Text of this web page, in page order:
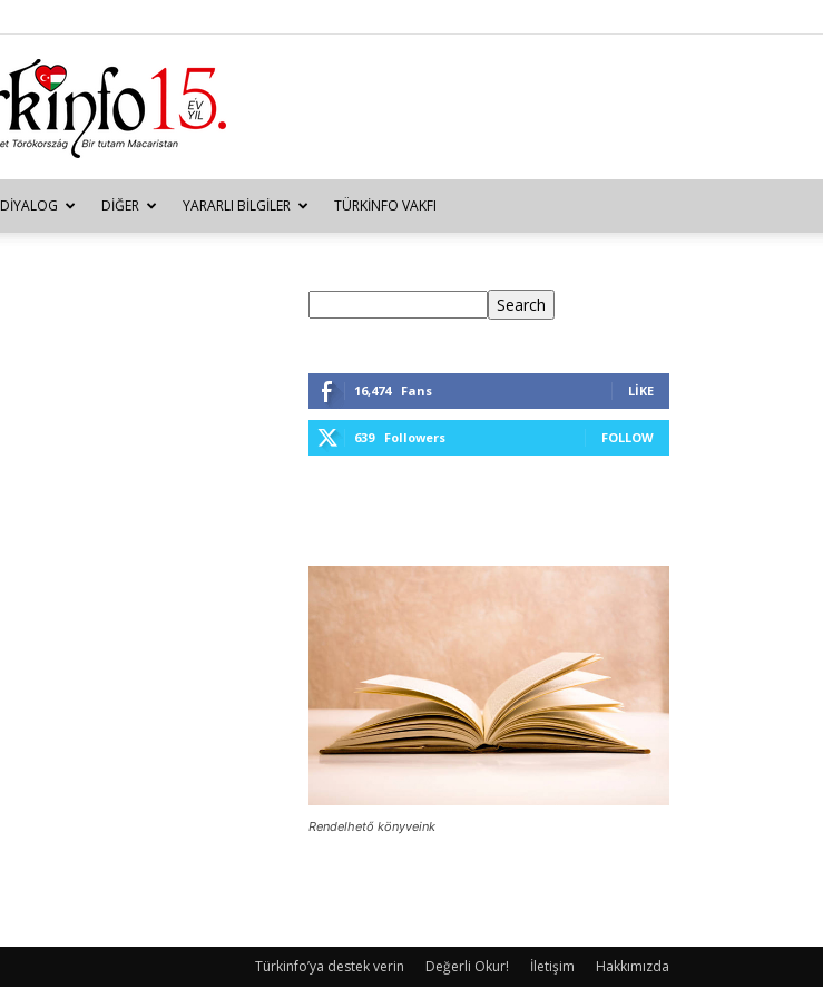
Türkinfo
DIYALOG DIĞER YARARLI BILGILER TÜRKINFO VAKFI
Search
16,474 Fans LIKE
639 Followers FOLLOW
Rendelhető könyveink
Türkinfo’ya destek verin Değerli Okur! İletişim Hakkımızda